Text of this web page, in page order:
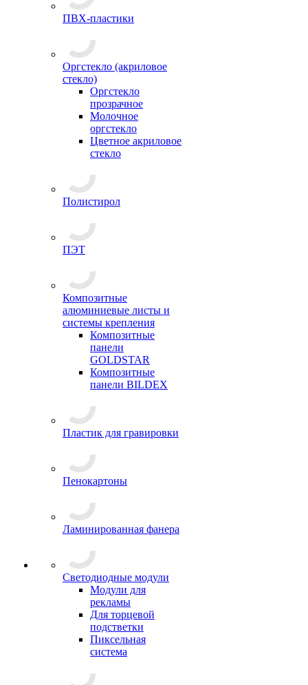
ПВХ-пластики
Оргстекло (акриловое
стекло)
Оргстекло
прозрачное
Молочное
оргстекло
Цветное акриловое
стекло
Полистирол
ПЭТ
Композитные
алюминиевые листы и
системы крепления
Композитные
панели
GOLDSTAR
Композитные
панели BILDEX
Пластик для гравировки
Пенокартоны
Ламинированная фанера
Светодиодные модули
Модули для
рекламы
Для торцевой
подстветки
Пиксельная
система